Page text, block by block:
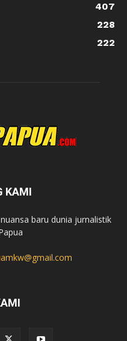
407
228
222
KAMI
baru dunia jurnalistik